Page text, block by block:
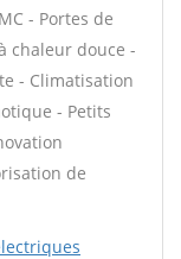
- Portes de
chaleur douce -
- Climatisation
- Petits
de